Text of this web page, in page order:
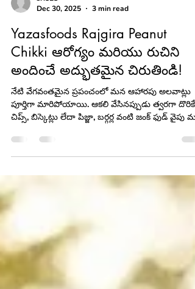
sri528
Dec 30, 2025
3 min read
Yazasfoods Rajgira Peanut
Chikki ఆరోగ్యం మరియు రుచిని
అందించే అద్భుతమైన చిరుతిండి!
నేటి వేగవంతమైన ప్రపంచంలో మన ఆహారపు అలవాట్లు
పూర్తిగా మారిపోయాయి. ఆకలి వేసినప్పుడు త్వరగా దొరికే
ఆరోగ్యానికి మాత్రం తీరని నష్టం. మరి రుచితో పాటు
ఆరోగ్యాన్ని ఇచ్చే స్నాక్స్ మనకు అందుబాటులో లేవా?
వస్తున్న సాంప్రదాయక చిక్కులు.